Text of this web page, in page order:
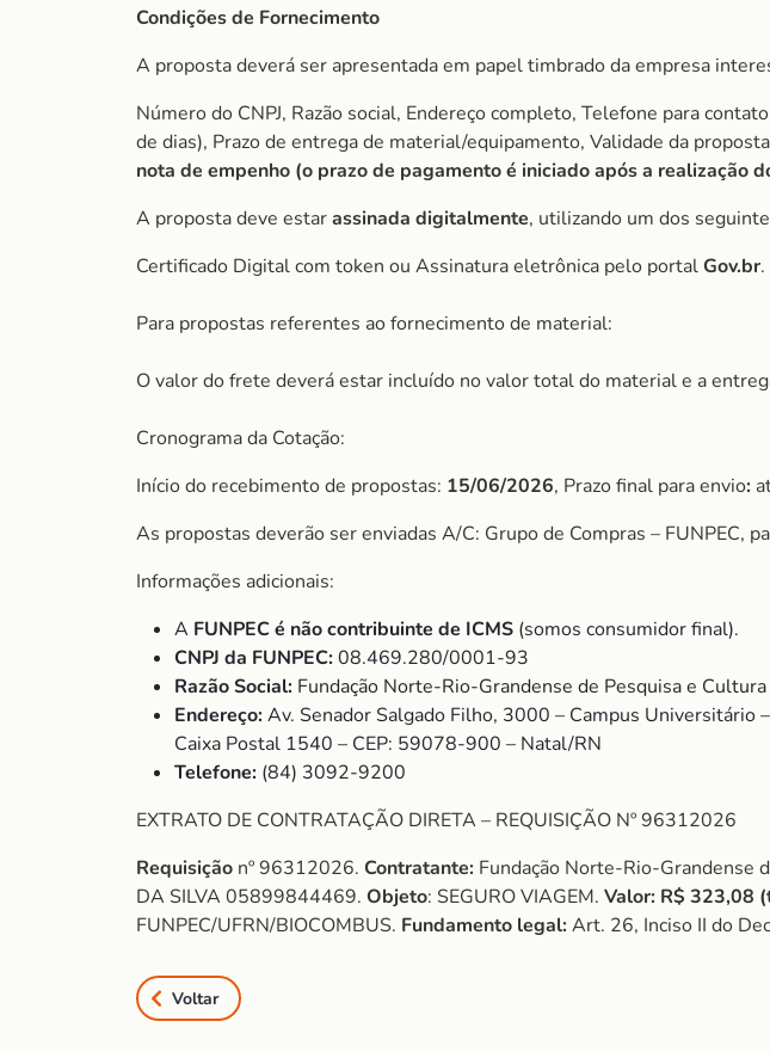
Condições de Fornecimento
A proposta deverá ser apresentada em papel timbrado da empresa
Número do CNPJ, Razão social, Endereço completo, Telefone para
de dias), Prazo de entrega de material/equipamento, Validade da
nota de empenho (o prazo de pagamento é iniciado após a realização
A proposta deve estarassinada digitalmente, utilizando um dos
Certificado Digital com token ou Assinatura eletrônica pelo portalGov.br.
Para propostas referentes ao fornecimento de material:
O valor do frete deverá estar incluído no valor total do material e a
Cronograma da Cotação:
Início do recebimento de propostas: 15/06/2026, Prazo final para envio:
As propostas deverão ser enviadas A/C: Grupo de Compras – FUNPEC,
Informações adicionais:
A FUNPEC é não contribuinte de ICMS (somos consumidor final).
CNPJ da FUNPEC:08.469.280/0001-93
Razão Social: Fundação Norte-Rio-Grandense de Pesquisa e Cultura
Endereço:Av. Senador Salgado Filho, 3000 – Campus Universitário
Caixa Postal 1540 – CEP: 59078-900 – Natal/RN
Telefone: (84) 3092-9200
EXTRATO DE CONTRATAÇÃO DIRETA – REQUISIÇÃO Nº 96312026
Requisição nº 96312026. Contratante: Fundação Norte-Rio-Grandense
DA SILVA 05899844469. Objeto: SEGURO VIAGEM. Valor: R$ 323,08
FUNPEC/UFRN/BIOCOMBUS. Fundamento legal:Art. 26, Inciso II do
Voltar